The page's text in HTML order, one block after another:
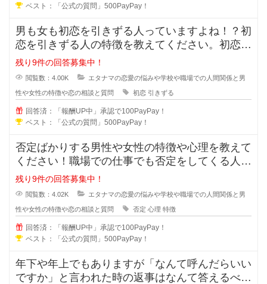
ベスト：「公式の質問」500PayPay！
男も女も初恋を引きずる人っていますよね！？初
恋を引きずる人の特徴を教えてください。初恋か
ら離れる事が出来ない人は次の恋愛
残り9件の回答募集中！
閲覧数：4.00K エタナマの恋愛の悩みや学校や職場での人間関係と男
性や女性の特徴や恋の相談と質問 初恋 引きずる
回答済：「報酬UP中」承認で100PayPay！
ベスト：「公式の質問」500PayPay！
否定ばかりする男性や女性の特徴や心理を教えて
ください！職場での仕事でも否定をしてくる人っ
ていますよね？女同士や男同士で恋
残り9件の回答募集中！
閲覧数：4.02K エタナマの恋愛の悩みや学校や職場での人間関係と男
性や女性の特徴や恋の相談と質問 否定 心理 特徴
回答済：「報酬UP中」承認で100PayPay！
ベスト：「公式の質問」500PayPay！
年下や年上でもありますが「なんて呼んだらいい
ですか」と言われた時の返事はなんて答えるべき